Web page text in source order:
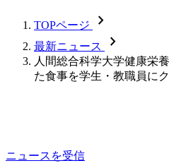
TOPページ chevron_forward
最新ニュース chevron_forward
人間総合科学大学健康栄
た食事を学生・教職員に
ニュースを受信